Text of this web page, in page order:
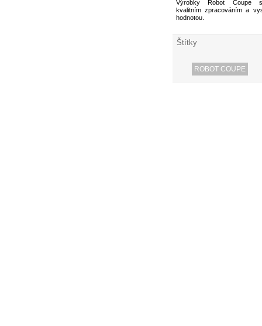
Výrobky Robot Coupe
kvalitním zpracováním a
hodnotou.
Štítky
ROBOT COUPE